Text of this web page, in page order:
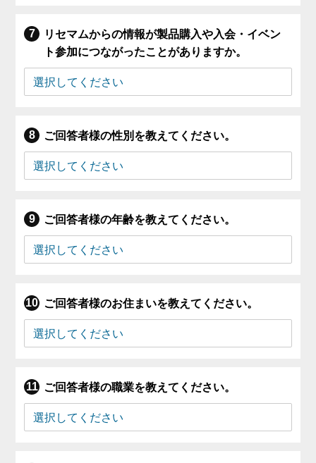
リセマムからの情報が製品購入や入会・イベン
ト参加につながったことがありますか。
ご回答者様の性別を教えてください。
ご回答者様の年齢を教えてください。
ご回答者様のお住まいを教えてください。
ご回答者様の職業を教えてください。